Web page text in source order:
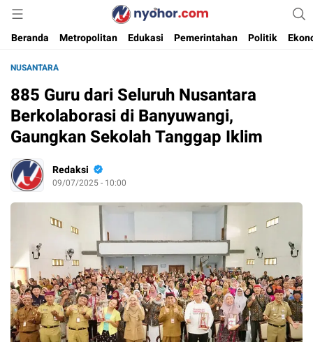
Nyohor.com
Media Informasi Ternyohor
Beranda
Metropolitan Edukasi Pemerintahan Politik
NUSANTARA
885 Guru dari Seluruh Nusantara
Berkolaborasi di Banyuwangi,
Gaungkan Sekolah Tanggap Iklim
Redaksi
09/07/2025 - 10:00